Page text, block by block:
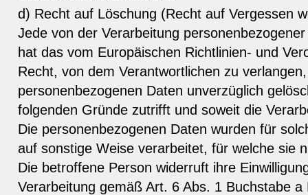
d) Recht auf Löschung (Recht auf Vergessen
Jede von der Verarbeitung
hat das vom Europäischen Richtlinien- und
Recht, von dem Verantwortlichen zu
personenbezogenen Daten unverzüglich
folgenden Gründe zutrifft und soweit die
Die personenbezogenen Daten wurden für
auf sonstige Weise verarbeitet, für welche sie
Die betroffene Person widerruft ihre
Verarbeitung gemäß Art. 6 Abs. 1 Buchstabe